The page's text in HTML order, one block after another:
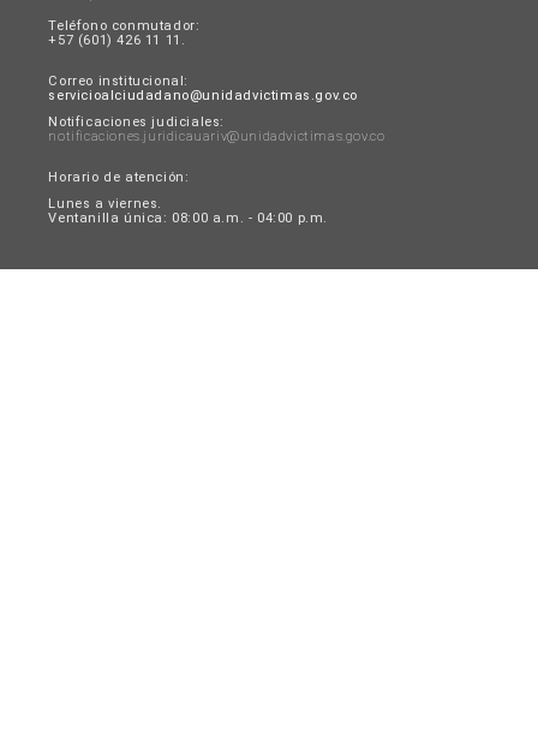
Teléfono conmutador:
+57 (601) 426 11 11.
Correo institucional:
servicioalciudadano@unidadvictimas.gov.co
Notificaciones judiciales:
notificaciones.juridicauariv@unidadvictimas.gov.co
Horario de atención:
Lunes a viernes.
Ventanilla única: 08:00 a.m. - 04:00 p.m.